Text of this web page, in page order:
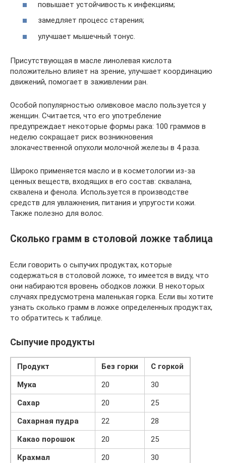
повышает устойчивость к инфекциям;
замедляет процесс старения;
улучшает мышечный тонус.
Присутствующая в масле линолевая кислота
положительно влияет на зрение, улучшает координацию
движений, помогает в заживлении ран.
Особой популярностью оливковое масло пользуется у
женщин. Считается, что его употребление
предупреждает некоторые формы рака: 100 граммов в
неделю сокращает риск возникновения
злокачественной опухоли молочной железы в 4 раза.
Широко применяется масло и в косметологии из-за
ценных веществ, входящих в его состав: сквалана,
сквалена и фенола. Используется в производстве
средств для увлажнения, питания и упругости кожи.
Также полезно для волос.
Сколько грамм в столовой ложке таблица
Если говорить о сыпучих продуктах, которые
содержаться в столовой ложке, то имеется в виду, что
они набираются вровень ободков ложки. В некоторых
случаях предусмотрена маленькая горка. Если вы хотите
узнать сколько грамм в ложке определенных продуктах,
то обратитесь к таблице.
Сыпучие продукты
Продукт Без горки
С горкой
Мука
20
30
Сахар
20
25
Сахарная пудра
22
28
Какао порошок
20
25
Крахмал
20
30